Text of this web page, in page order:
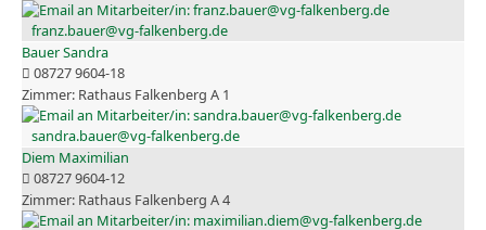
franz.bauer@vg-falkenberg.de
Bauer Sandra
08727 9604-18
Rathaus Falkenberg A 1
sandra.bauer@vg-falkenberg.de
Diem Maximilian
08727 9604-12
Rathaus Falkenberg A 4